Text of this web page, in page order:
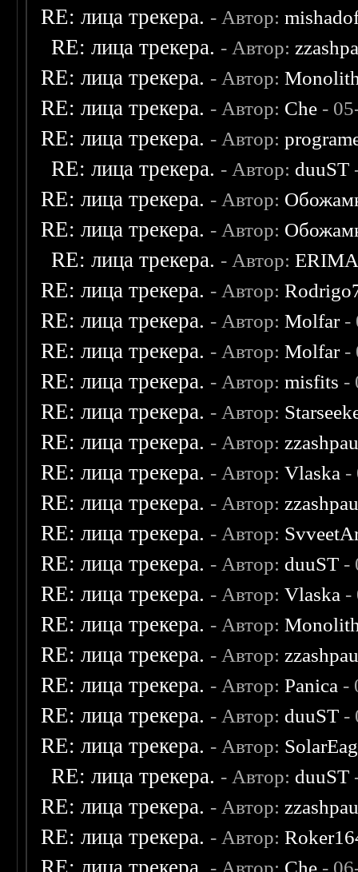
RE: лица трекера. - Автор:
RE: лица трекера. - Автор:
RE: лица трекера. - Автор:
RE: лица трекера. - Автор: Che -
RE: лица трекера. - Автор:
RE: лица трекера. - Автор: duuST
RE: лица трекера. - Автор:
RE: лица трекера. - Автор:
RE: лица трекера. - Автор:
RE: лица трекера. - Автор:
RE: лица трекера. - Автор:Molfar-
RE: лица трекера. - Автор:Molfar-
RE: лица трекера. - Автор:misfits -
RE: лица трекера. - Автор:
RE: лица трекера. - Автор:
RE: лица трекера. - Автор:Vlaska -
RE: лица трекера. - Автор:
RE: лица трекера. - Автор:
RE: лица трекера. - Автор: duuST -
RE: лица трекера. - Автор:Vlaska -
RE: лица трекера. - Автор:
RE: лица трекера. - Автор:
RE: лица трекера. - Автор:Panica -
RE: лица трекера. - Автор: duuST -
RE: лица трекера. - Автор:
RE: лица трекера. - Автор: duuST
RE: лица трекера. - Автор:
RE: лица трекера. - Автор:
- Автор: Che -